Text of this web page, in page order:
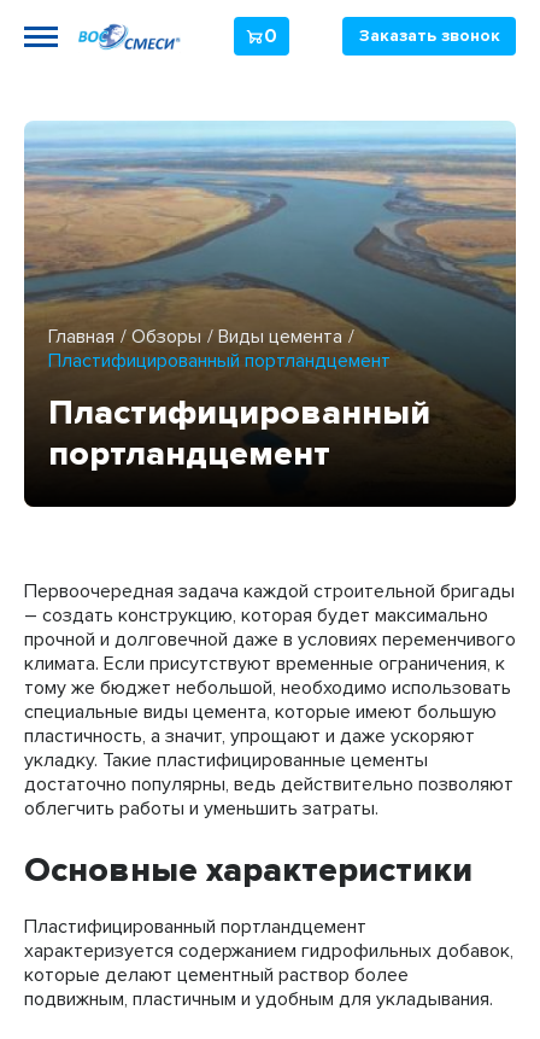
0 Заказать звонок
Главная Обзоры
Виды цемента
Пластифицированный портландцемент
Пластифицированный
портландцемент
Первоочередная задача каждой строительной бригады
– создать конструкцию, которая будет максимально
прочной и долговечной даже в условиях переменчивого
климата. Если присутствуют временные ограничения, к
тому же бюджет небольшой, необходимо использовать
специальные виды цемента, которые имеют большую
пластичность, а значит, упрощают и даже ускоряют
укладку. Такие пластифицированные цементы
достаточно популярны, ведь действительно позволяют
облегчить работы и уменьшить затраты.
Основные характеристики
Пластифицированный портландцемент
характеризуется содержанием гидрофильных добавок,
которые делают цементный раствор более
подвижным, пластичным и удобным для укладывания.